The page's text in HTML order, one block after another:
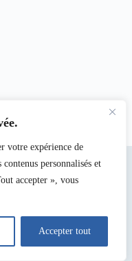
votre expérience de
personnalisés et
accepter », vous
Accepter tout
Nationaux .